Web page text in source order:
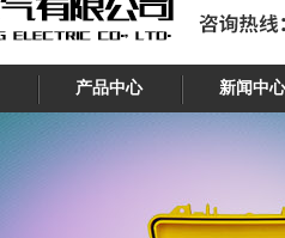
产品中心 新闻中